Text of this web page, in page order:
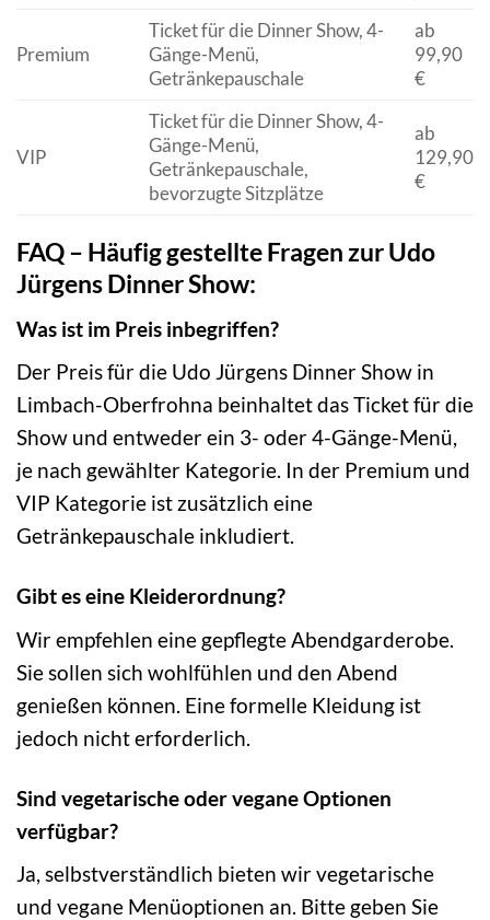
Premium
Ticket für die Dinner Show, 4-
Gänge-Menü,
Getränkepauschale
ab
99,90
€
VIP
Ticket für die Dinner Show, 4-
Gänge-Menü,
Getränkepauschale,
bevorzugte Sitzplätze
ab
129,90
€
FAQ – Häufig gestellte Fragen zur Udo
Jürgens Dinner Show:
Was ist im Preis inbegriffen?
Der Preis für die Udo Jürgens Dinner Show in
Limbach-Oberfrohna beinhaltet das Ticket für die
Show und entweder ein 3- oder 4-Gänge-Menü,
je nach gewählter Kategorie. In der Premium und
VIP Kategorie ist zusätzlich eine
Getränkepauschale inkludiert.
Gibt es eine Kleiderordnung?
Wir empfehlen eine gepflegte Abendgarderobe.
Sie sollen sich wohlfühlen und den Abend
genießen können. Eine formelle Kleidung ist
jedoch nicht erforderlich.
Sind vegetarische oder vegane Optionen
verfügbar?
Ja, selbstverständlich bieten wir vegetarische
und vegane Menüoptionen an. Bitte geben Sie